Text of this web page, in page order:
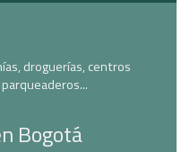
droguerías, centros
Bogotá